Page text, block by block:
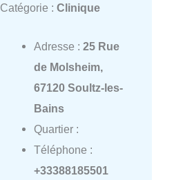
Catégorie : Clinique
Adresse : 25 Rue
de Molsheim,
67120 Soultz-les-
Bains
Quartier :
Téléphone :
+33388185501